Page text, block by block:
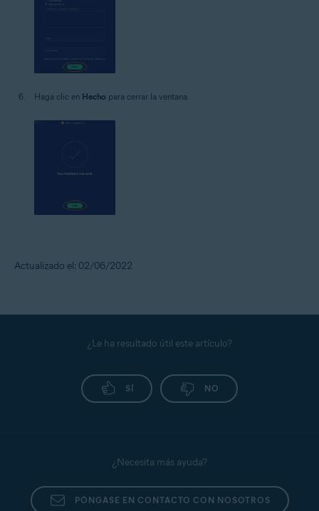
Haga clic en Hecho para cerrar la ventana.
Actualizado el: 02/06/2022
¿Le ha resultado útil este artículo?
SÍ NO
¿Necesita más ayuda?
PÓNGASE EN CONTACTO CON NOSOTROS